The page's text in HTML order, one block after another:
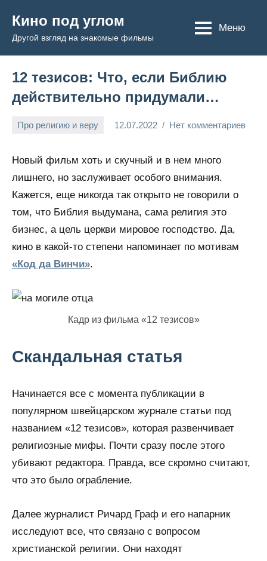
содержимому
Кино под углом
Другой взгляд на знакомые фильмы
Меню
12 тезисов: Что, если Библию
действительно придумали…
Про религию и веру 12.07.2022
Admin
Нет комментариев
Новый фильм хоть и скучный и в нем много
лишнего, но заслуживает особого внимания.
Кажется, еще никогда так открыто не говорили о
том, что Библия выдумана, сама религия это
бизнес, а цель церкви мировое господство. Да,
кино в какой-то степени напоминает по мотивам
«Код да Винчи».
Кадр из фильма «12 тезисов»
Скандальная статья
Начинается все с момента публикации в
популярном швейцарском журнале статьи под
названием «12 тезисов», которая развенчивает
религиозные мифы. Почти сразу после этого
убивают редактора. Правда, все скромно считают,
что это было ограбление.
Далее журналист Ричард Граф и его напарник
исследуют все, что связано с вопросом
христианской религии. Они находят